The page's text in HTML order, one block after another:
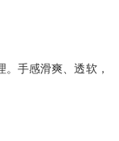
手感滑爽、透软，